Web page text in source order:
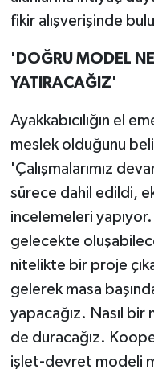
fikir alışverişinde
'DOĞRU MODEL
YATIRACAĞIZ'
Ayakkabıcılığın el
meslek olduğunu
'Çalışmalarımız
sürece dahil edildi,
incelemeleri
gelecekte
nitelikte bir proje
gelerek masa
yapacağız. Nasıl bir
de duracağız.
işlet-devret modeli